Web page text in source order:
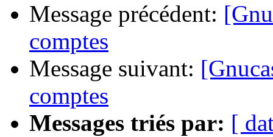
Message précédent:
comptes
Message suivant:
comptes
Messages triés par: [